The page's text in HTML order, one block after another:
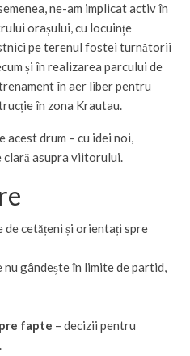
ne-am implicat activ în
orașului, cu locuințe
pe terenul fostei turnătorii
și în realizarea parcului de
în aer liber pentru
în zona Krautau.
acest drum – cu idei noi,
clară asupra viitorului.
de cetățeni și orientați spre
nu gândește în limite de partid,
fapte – decizii pentru